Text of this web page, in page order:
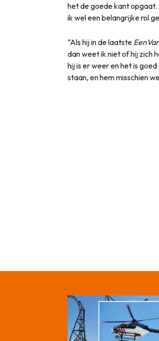
het de goede kant
ik wel een belangrijke rol
“Als hij in de laatste
dan weet ik niet of hij zich
hij is er weer en het is
staan, en hem misschien